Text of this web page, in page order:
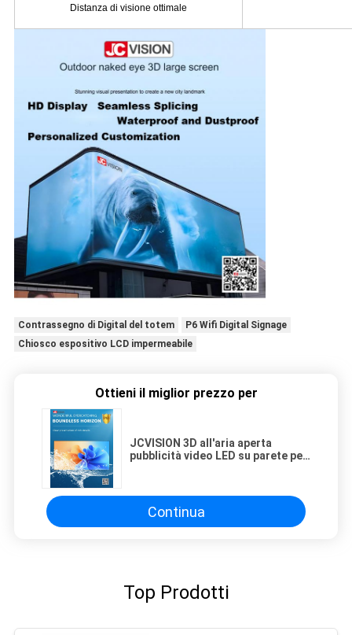
Distanza di visione ottimale
Contrassegno di Digital del totem
P6 Wifi Digital Signage
Chiosco espositivo LCD impermeabile
Ottieni il miglior prezzo per
JCVISION 3D all'aria aperta
pubblicità video LED su parete per
Continua
Top Prodotti